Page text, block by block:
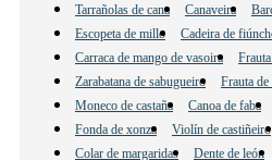
Tarrañolas de cana
Canaveira
Escopeta de millo
Cadeira de
Carraca de mango de vasoira
Zarabatana de sabugueiro
Frauta de
Moneco de castaña
Canoa de faba
Fonda de xonza
Violín de castiñeiro
Colar de margaridas
Dente de león